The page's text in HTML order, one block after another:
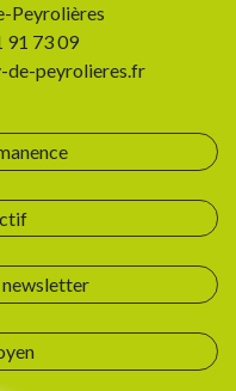
Peyrolières
91 73 09
de-peyrolieres.fr
newsletter